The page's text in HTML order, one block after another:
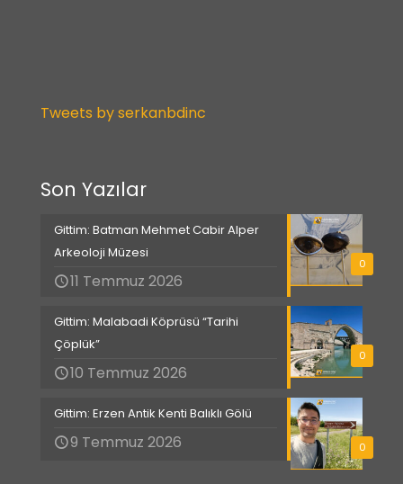
Tweets by serkanbdinc
Son Yazılar
0
Gittim: Batman Mehmet Cabir Alper
Arkeoloji Müzesi
11 Temmuz 2026
0
Gittim: Malabadi Köprüsü “Tarihi
Çöplük”
10 Temmuz 2026
0
Gittim: Erzen Antik Kenti Balıklı Gölü
9 Temmuz 2026